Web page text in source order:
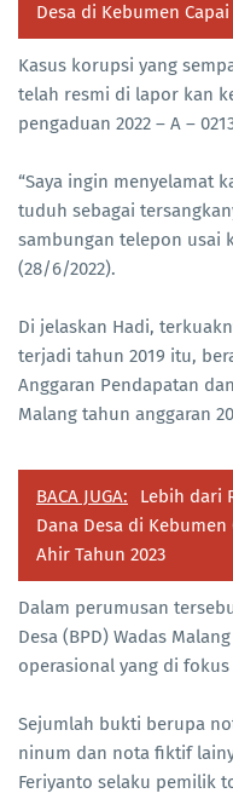
Desa di Kebumen
Kasus korupsi yang
telah resmi di lapor kan
pengaduan 2022 – A –
“Saya ingin menyelamat
tuduh sebagai
sambungan telepon usai
(28/6/2022).
Di jelaskan Hadi,
terjadi tahun 2019 itu,
Anggaran Pendapatan
Malang tahun anggaran
BACA JUGA:
Lebih dari
Dana Desa di
Ahir Tahun 2023
Dalam perumusan
Desa (BPD) Wadas
operasional yang di
Sejumlah bukti berupa
ninum dan nota fiktif
Feriyanto selaku pemilik